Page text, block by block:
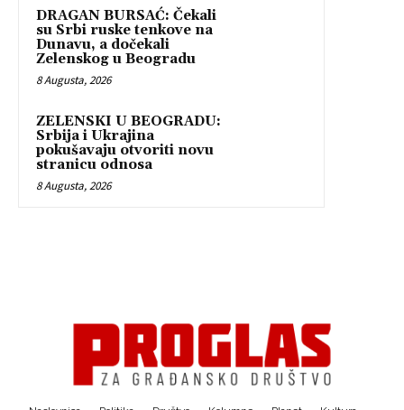
DRAGAN BURSAĆ: Čekali
su Srbi ruske tenkove na
Dunavu, a dočekali
Zelenskog u Beogradu
8 Augusta, 2026
ZELENSKI U BEOGRADU:
Srbija i Ukrajina
pokušavaju otvoriti novu
stranicu odnosa
8 Augusta, 2026